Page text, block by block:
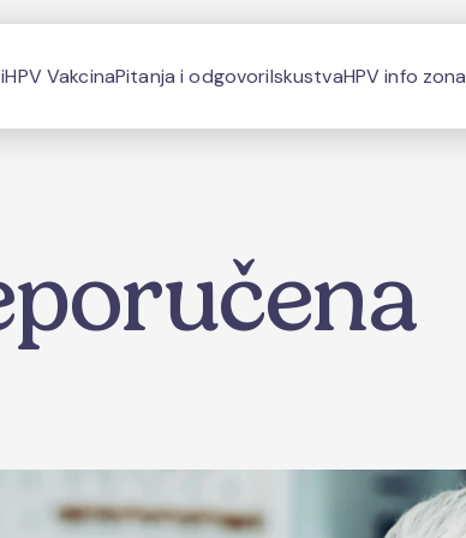
HPV VakcinaPitanja i odgovoriIskustvaHPV info zona